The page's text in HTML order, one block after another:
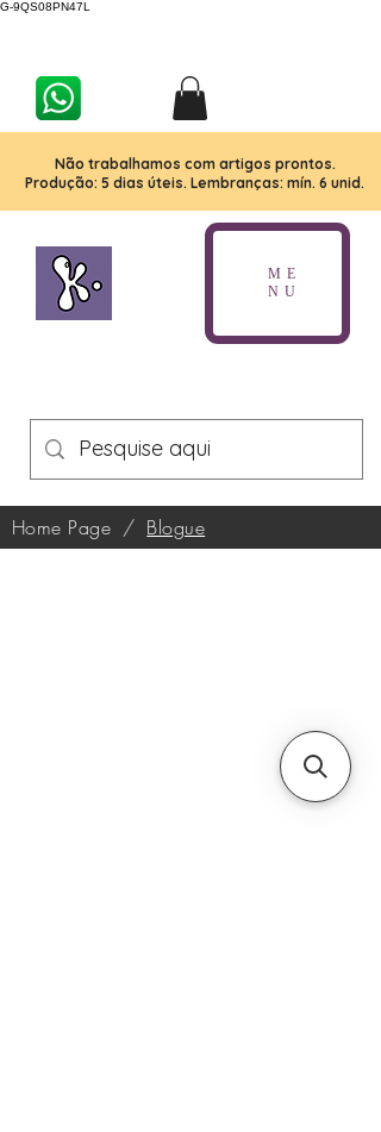
G-9QS08PN47L
Não trabalhamos com artigos prontos.
Produção: 5 dias úteis. Lembranças: mín. 6 unid.
ME
NU
Home Page / Blogue